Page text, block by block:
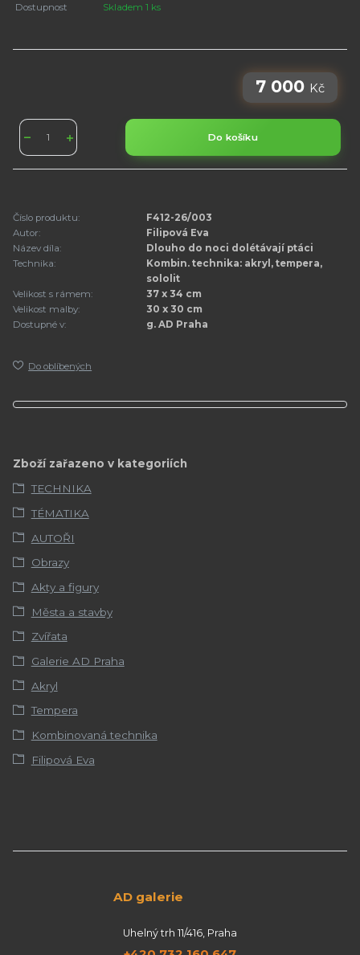
Dostupnost Skladem 1 ks
7 000 Kč
Do košíku
Číslo produktu:
F412-26/003
Autor:
Filipová Eva
Název díla:
Dlouho do noci dolétávají ptáci
Technika:
Kombin. technika: akryl, tempera,
sololit
Velikost s rámem:
37 x 34 cm
Velikost malby:
30 x 30 cm
Dostupné v:
g. AD Praha
Do oblíbených
Zboží zařazeno v kategoriích
TECHNIKA
TÉMATIKA
AUTOŘI
Obrazy
Akty a figury
Města a stavby
Zvířata
Galerie AD Praha
Akryl
Tempera
Kombinovaná technika
Filipová Eva
AD galerie
Uhelný trh 11/416, Praha